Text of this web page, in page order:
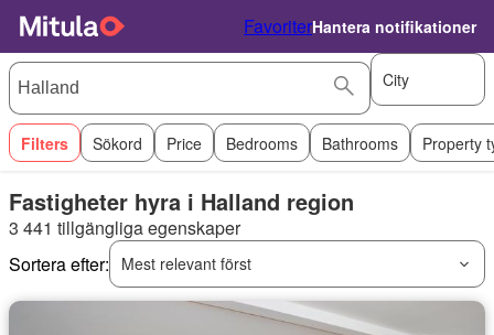
FavoriterHantera notifikationer
City
Filters Sökord Price Bedrooms Bathrooms Property
Fastigheter hyra i Halland region
3 441 tillgängliga egenskaper
Sortera efter:
Mest relevant först